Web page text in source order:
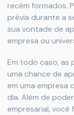
recém formados.
prévia durante a
sua vontade de
empresa ou
Em todo caso, as
uma chance de
em uma empresa
dia. Além de
empresarial, você